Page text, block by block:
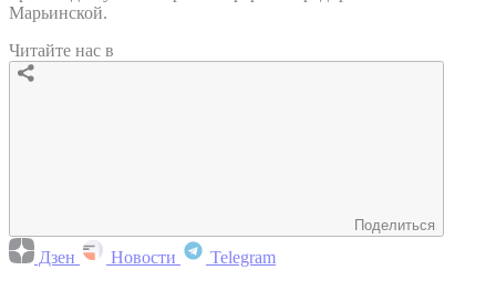
Марьинской.
Читайте нас в
Поделиться
Дзен Новости Telegram